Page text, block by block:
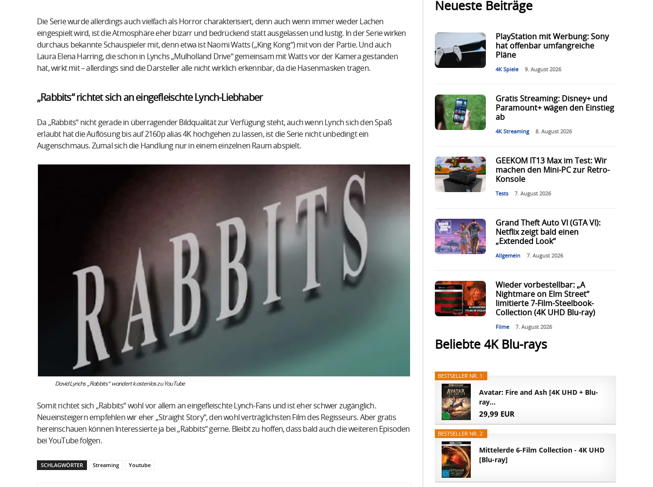
Die Serie wurde allerdings auch vielfach als Horror charakterisiert, denn auch wenn immer wieder Lachen
eingespielt wird, ist die Atmosphäre eher bizarr und bedrückend statt ausgelassen und lustig. In der Serie wirken
durchaus bekannte Schauspieler mit, denn etwa ist Naomi Watts („King Kong“) mit von der Partie. Und auch
Laura Elena Harring, die schon in Lynchs „Mulholland Drive“ gemeinsam mit Watts vor der Kamera gestanden
hat, wirkt mit – allerdings sind die Darsteller alle nicht wirklich erkennbar, da die Hasenmasken tragen.
„Rabbits“ richtet sich an eingefleischte Lynch-Liebhaber
Da „Rabbits“ nicht gerade in überragender Bildqualität zur Verfügung steht, auch wenn Lynch sich den Spaß
erlaubt hat die Auflösung bis auf 2160p alias 4K hochgehen zu lassen, ist die Serie nicht unbedingt ein
Augenschmaus. Zumal sich die Handlung nur in einem einzelnen Raum abspielt.
David Lynchs „Rabbits“ wandert kostenlos zu YouTube
Somit richtet sich „Rabbits“ wohl vor allem an eingefleischte Lynch-Fans und ist eher schwer zugänglich.
Neueinsteigern empfehlen wir eher „Straight Story“, den wohl verträglichsten Film des Regisseurs. Aber gratis
hereinschauen können Interessierte ja bei „Rabbits“ gerne. Bleibt zu hoffen, dass bald auch die weiteren Episoden
bei YouTube folgen.
SCHLAGWÖRTER Streaming Youtube
Neueste Beiträge
PlayStation mit Werbung: Sony
hat offenbar umfangreiche
Pläne
4K Spiele 9. August 2026
Gratis Streaming: Disney+ und
Paramount+ wägen den Einstieg
ab
4K Streaming 8. August 2026
GEEKOM IT13 Max im Test: Wir
machen den Mini-PC zur Retro-
Konsole
Tests 7. August 2026
Grand Theft Auto VI (GTA VI):
Netflix zeigt bald einen
„Extended Look“
Allgemein 7. August 2026
Wieder vorbestellbar: „A
Nightmare on Elm Street“
limitierte 7-Film-Steelbook-
Collection (4K UHD Blu-ray)
Filme 7. August 2026
Beliebte 4K Blu-rays
BESTSELLER NR. 1
Avatar: Fire and Ash [4K UHD + Blu-
ray...
29,99 EUR
BESTSELLER NR. 2
Mittelerde 6-Film Collection - 4K UHD
[Blu-ray]